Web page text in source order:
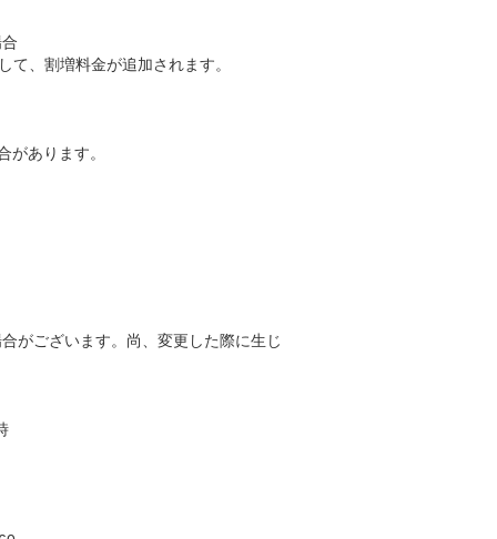
、割増料金が追加されます。
があります。
がございます。尚、変更した際に生じ